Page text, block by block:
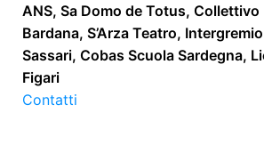
ANS, Sa Domo de Totus, Collettivo
Bardana, S’Arza Teatro,
Sassari, Cobas Scuola Sardegna,
Figari
Contatti